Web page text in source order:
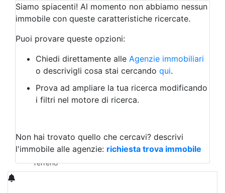
Qualsiasi
Attività/Licenza Commerciale
Azienda Agricola
Bar/Ristorante
Albergo
Laboratorio Artigianale
Negozio/locale commerciale
Agriturismo
Magazzini
Qualsiasi
Terreno edificabile
Terreno
Siamo spiacenti! Al momento non abbiamo nessun
immobile con queste caratteristiche ricercate.
Puoi provare queste opzioni:
Chiedi direttamente alle Agenzie immobiliari
o descrivigli cosa stai cercando qui.
Prova ad ampliare la tua ricerca modificando
i filtri nel motore di ricerca.
Non hai trovato quello che cercavi? descrivi
l'immobile alle agenzie: richiesta trova immobile